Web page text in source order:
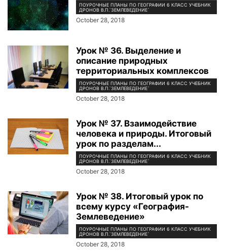
ПОУРОЧНЫЕ ПЛАНЫ ПО ГЕОГРАФИИ 6 КЛАСС УЧЕБНИК
ДРОНОВ В.П.`ЗЕМЛЕВЕДЕНИЕ`
October 28, 2018
Урок № 36. Выделение и
описание природных
территориальных комплексов
ПОУРОЧНЫЕ ПЛАНЫ ПО ГЕОГРАФИИ 6 КЛАСС УЧЕБНИК
ДРОНОВ В.П.`ЗЕМЛЕВЕДЕНИЕ`
October 28, 2018
Урок № 37. Взаимодействие
человека и природы. Итоговый
урок по разделам...
ПОУРОЧНЫЕ ПЛАНЫ ПО ГЕОГРАФИИ 6 КЛАСС УЧЕБНИК
ДРОНОВ В.П.`ЗЕМЛЕВЕДЕНИЕ`
October 28, 2018
Урок № 38. Итоговый урок по
всему курсу «География-
Землеведение»
ПОУРОЧНЫЕ ПЛАНЫ ПО ГЕОГРАФИИ 6 КЛАСС УЧЕБНИК
ДРОНОВ В.П.`ЗЕМЛЕВЕДЕНИЕ`
October 28, 2018